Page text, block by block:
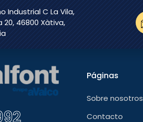
Industrial C La Vila,
20, 46800 Xàtiva,
Páginas
Sobre nosotros
Contacto